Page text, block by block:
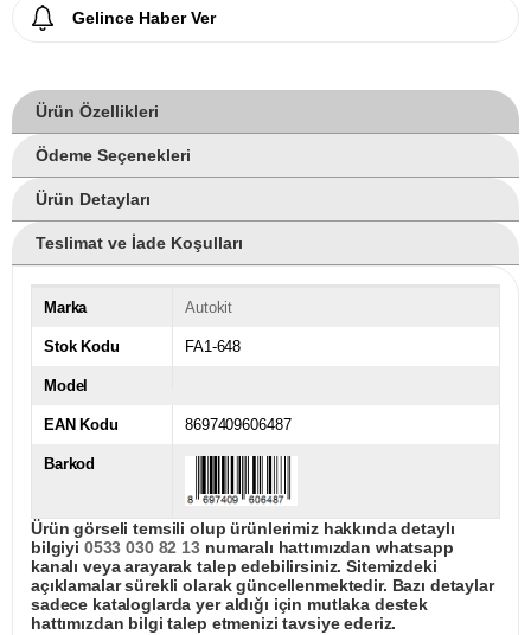
Gelince Haber Ver
Ürün Özellikleri
Ödeme Seçenekleri
Ürün Detayları
Teslimat ve İade Koşulları
Marka Autokit
Stok Kodu FA1-648
Model
EAN Kodu 8697409606487
Barkod
Ürün görseli temsili olup ürünlerimiz hakkında detaylı
bilgiyi 0533 030 82 13numaralı hattımızdan whatsapp
kanalı veya arayarak talep edebilirsiniz. Sitemizdeki
açıklamalar sürekli olarak güncellenmektedir. Bazı detaylar
sadece kataloglarda yer aldığı için mutlaka destek
hattımızdan bilgi talep etmenizi tavsiye ederiz.